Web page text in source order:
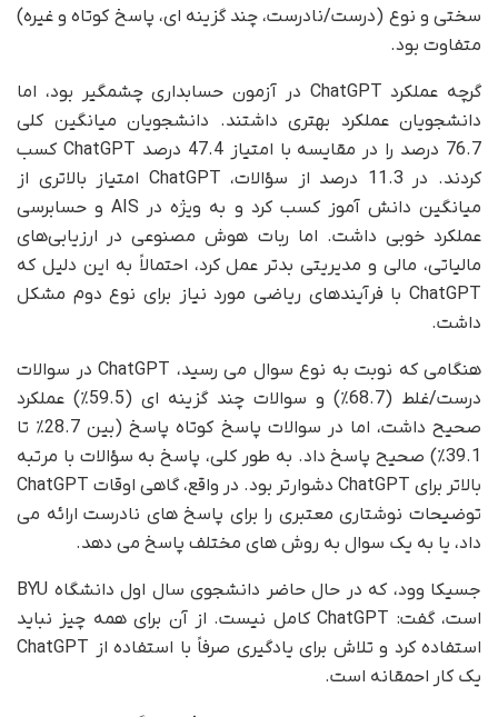
سختی و نوع (درست/نادرست، چند گزینه ای، پاسخ کوتاه و غیره)
متفاوت بود.
گرچه عملکرد ChatGPT در آزمون حسابداری چشمگیر بود، اما
دانشجویان عملکرد بهتری داشتند. دانشجویان میانگین کلی
76.7 درصد را در مقایسه با امتیاز 47.4 درصد ChatGPT کسب
کردند. در 11.3 درصد از سؤالات، ChatGPT امتیاز بالاتری از
میانگین دانش آموز کسب کرد و به ویژه در AIS و حسابرسی
عملکرد خوبی داشت. اما ربات هوش مصنوعی در ارزیابی‌های
مالیاتی، مالی و مدیریتی بدتر عمل کرد، احتمالاً به این دلیل که
ChatGPT با فرآیندهای ریاضی مورد نیاز برای نوع دوم مشکل
داشت.
هنگامی که نوبت به نوع سوال می رسید، ChatGPT در سوالات
درست/غلط (68.7٪) و سوالات چند گزینه ای (59.5٪) عملکرد
صحیح داشت، اما در سوالات پاسخ کوتاه پاسخ (بین 28.7٪ تا
39.1٪) صحیح پاسخ داد. به طور کلی، پاسخ به سؤالات با مرتبه
بالاتر برای ChatGPT دشوارتر بود. در واقع، گاهی اوقات ChatGPT
توضیحات نوشتاری معتبری را برای پاسخ های نادرست ارائه می
داد، یا به یک سوال به روش های مختلف پاسخ می دهد.
جسیکا وود، که در حال حاضر دانشجوی سال اول دانشگاه BYU
است، گفت: ChatGPT کامل نیست. از آن برای همه چیز نباید
استفاده کرد و تلاش برای یادگیری صرفاً با استفاده از ChatGPT
یک کار احمقانه است.